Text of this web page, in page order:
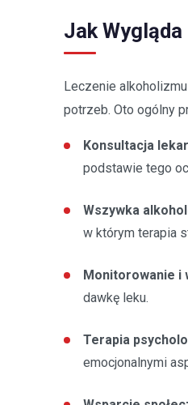
Jak
Leczenie
potrzeb. Oto ogólny
Konsultacja
podstawie tego
Wszywka
w którym terapia
Monitorowanie i
dawkę leku.
Terapia
emocjonalnymi